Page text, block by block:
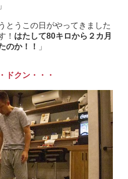
とうこの日がやってきました
！ はたして80キロから２カ月
のか！！
」
ドクン・・・